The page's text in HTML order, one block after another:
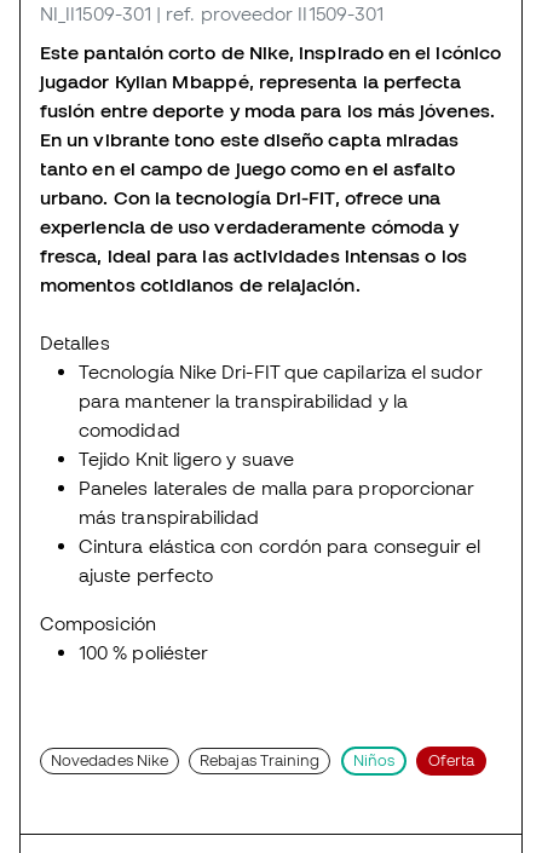
NI_II1509-301 | ref. proveedor II1509-301
Este pantalón corto de Nike, inspirado en el icónico
jugador Kylian Mbappé, representa la perfecta
fusión entre deporte y moda para los más jóvenes.
En un vibrante tono este diseño capta miradas
tanto en el campo de juego como en el asfalto
urbano. Con la tecnología Dri-FIT, ofrece una
experiencia de uso verdaderamente cómoda y
fresca, ideal para las actividades intensas o los
momentos cotidianos de relajación.
Detalles
Tecnología Nike Dri-FIT que capilariza el sudor
para mantener la transpirabilidad y la
comodidad
Tejido Knit ligero y suave
Paneles laterales de malla para proporcionar
más transpirabilidad
Cintura elástica con cordón para conseguir el
ajuste perfecto
Composición
100 % poliéster
Novedades Nike Rebajas Training Niños Oferta